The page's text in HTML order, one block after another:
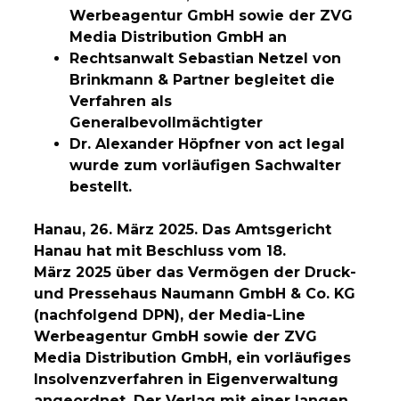
Werbeagentur GmbH sowie der ZVG
Media Distribution GmbH an
Rechtsanwalt Sebastian Netzel von
Brinkmann & Partner begleitet die
Verfahren als
Generalbevollmächtigter
Dr. Alexander Höpfner von act legal
wurde zum vorläufigen Sachwalter
bestellt.
Hanau, 26. März 2025. Das Amtsgericht
Hanau hat mit Beschluss vom 18.
März 2025 über das Vermögen der Druck-
und Pressehaus Naumann GmbH & Co. KG
(nachfolgend DPN), der Media-Line
Werbeagentur GmbH sowie der ZVG
Media Distribution GmbH, ein vorläufiges
Insolvenzverfahren in Eigenverwaltung